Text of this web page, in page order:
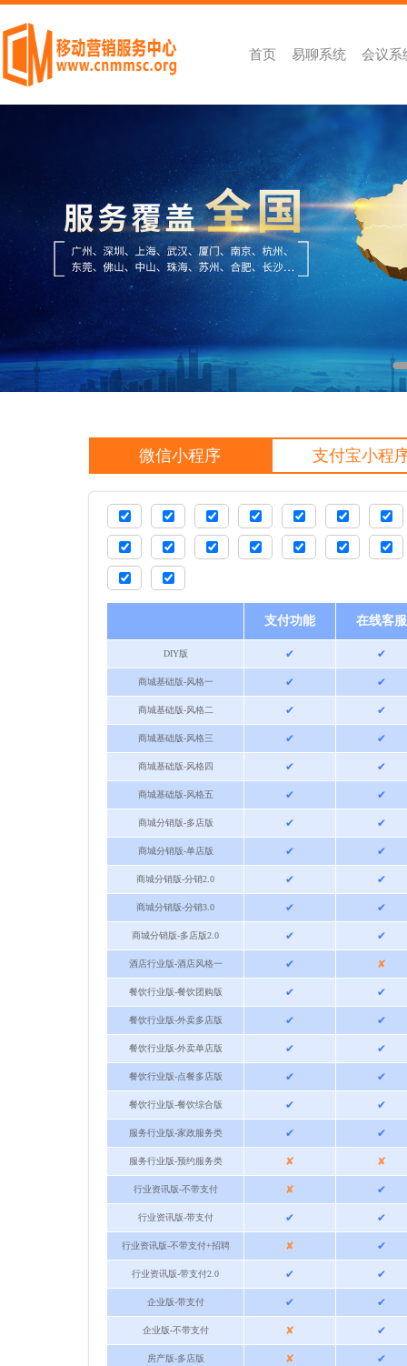
首页 易聊系统 会议系
微信小程序 支付宝小程
支付功能 在线客服
DIY版 ✔ ✔
商城基础版-风格一 ✔ ✔
商城基础版-风格二 ✔ ✔
商城基础版-风格三 ✔ ✔
商城基础版-风格四 ✔ ✔
商城基础版-风格五 ✔ ✔
商城分销版-多店版 ✔ ✔
商城分销版-单店版 ✔ ✔
商城分销版-分销2.0 ✔ ✔
商城分销版-分销3.0 ✔ ✔
商城分销版-多店版2.0 ✔ ✔
酒店行业版-酒店风格一 ✔ ✘
餐饮行业版-餐饮团购版 ✔ ✔
餐饮行业版-外卖多店版 ✔ ✔
餐饮行业版-外卖单店版 ✔ ✔
餐饮行业版-点餐多店版 ✔ ✔
餐饮行业版-餐饮综合版 ✔ ✔
服务行业版-家政服务类 ✔ ✔
服务行业版-预约服务类 ✘ ✘
行业资讯版-不带支付 ✘ ✔
行业资讯版-带支付 ✔ ✔
行业资讯版-不带支付+招聘 ✘ ✔
行业资讯版-带支付2.0 ✔ ✔
企业版-带支付 ✔ ✔
企业版-不带支付 ✘ ✔
房产版-多店版 ✘ ✔